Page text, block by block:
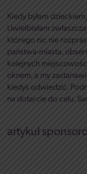
Kiedy byłam
Uwielbiałam
którego nic nie
państwa-miasta,
kolejnych
oknem, a my
kiedyś odwiedzić.
na dotarcie do celu.
artykuł